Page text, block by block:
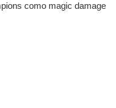
como magic damage